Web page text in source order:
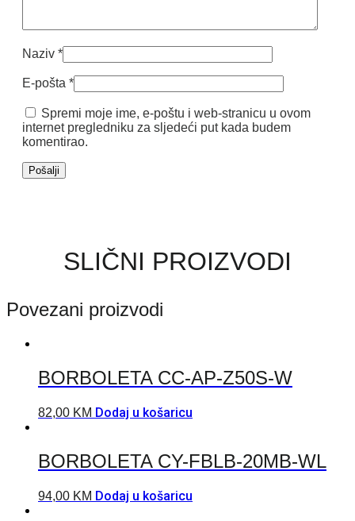
Naziv *
E-pošta *
Spremi moje ime, e-poštu i web-stranicu u ovom
internet pregledniku za sljedeći put kada budem
komentirao.
SLIČNI PROIZVODI
Povezani proizvodi
BORBOLETA CC-AP-Z50S-W
82,00 KM Dodaj u košaricu
BORBOLETA CY-FBLB-20MB-WL
94,00 KM Dodaj u košaricu